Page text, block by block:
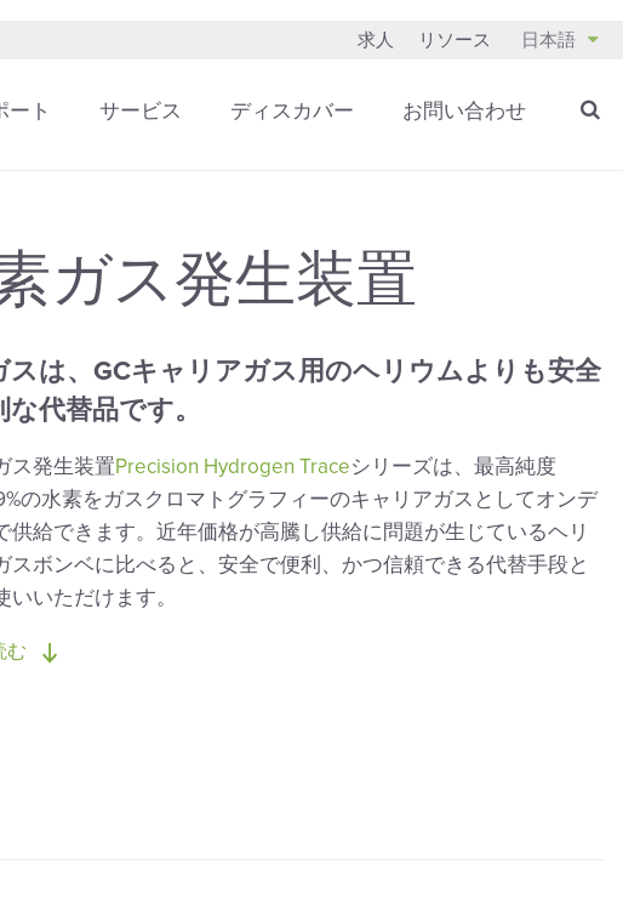
求人 リソース 日本語
ート サービス ディスカバー お問い合わせ
ガス発生装置
スは、GCキャリアガス用のヘリウムよりも安全
な代替品です。
ス発生装置Precision Hydrogen Traceシリーズは、最高純度
の水素をガスクロマトグラフィーのキャリアガスとしてオンデ
供給できます。近年価格が高騰し供給に問題が生じているヘリ
スボンベに比べると、安全で便利、かつ信頼できる代替手段と
いいただけます。
む